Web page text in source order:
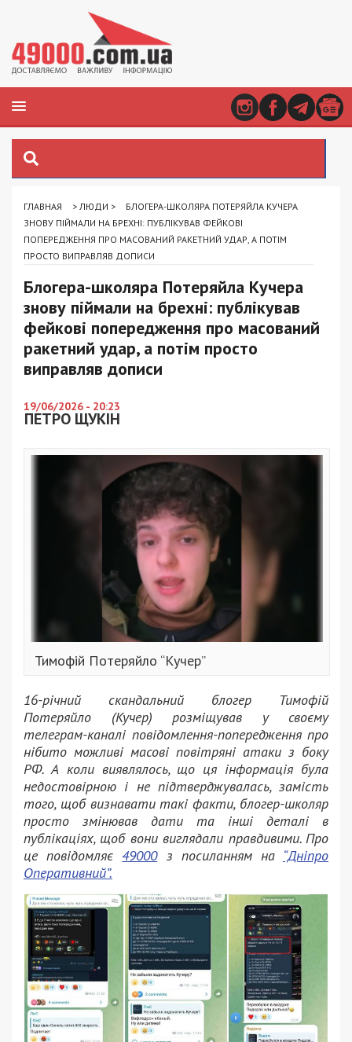
ГЛАВНАЯ > ЛЮДИ >
БЛОГЕРА-ШКОЛЯРА ПОТЕРЯЙЛА КУЧЕРА
ЗНОВУ ПІЙМАЛИ НА БРЕХНІ: ПУБЛІКУВАВ ФЕЙКОВІ
ПОПЕРЕДЖЕННЯ ПРО МАСОВАНИЙ РАКЕТНИЙ УДАР, А ПОТІМ
ПРОСТО ВИПРАВЛЯВ ДОПИСИ
Блогера-школяра Потеряйла Кучера
знову піймали на брехні: публікував
фейкові попередження про масований
ракетний удар, а потім просто
виправляв дописи
19/06/2026 - 20:23
ПЕТРО ЩУКІН
Тимофій Потеряйло “Кучер”
16-річний скандальний блогер Тимофій
Потеряйло (Кучер) розміщував у своєму
телеграм-каналі повідомлення-попередження про
нібито можливі масові повітряні атаки з боку
РФ. А коли виявлялось, що ця інформація була
недостовірною і не підтверджувалась, замість
того, щоб визнавати такі факти, блогер-школяр
просто змінював дати та інші деталі в
публікаціях, щоб вони виглядали правдивими. Про
це повідомляє49000з посиланням на “Дніпро
Оперативний”.